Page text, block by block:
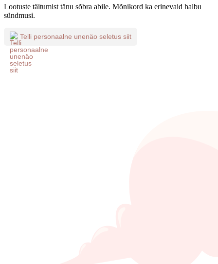
Lootuste täitumist tänu sõbra abile. Mõnikord ka erinevaid halbu
sündmusi.
Telli personaalne unenäo seletus siit